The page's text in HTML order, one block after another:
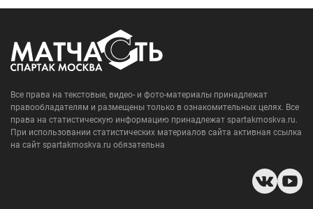
Все права на текстовые, видео- и фото-материалы принадлежат
правообладателям и размещены только в ознакомительных целях. Все
права на статистическую информацию принадлежат spartakmoskva.ru.
При использовании статистических материалов сайта активная ссылка
на сайт spartakmoskva.ru обязательна